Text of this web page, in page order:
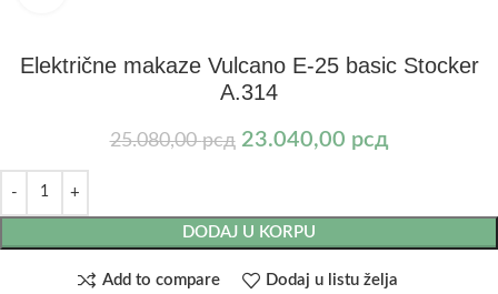
Električne makaze Vulcano E-25 basic Stocker
A.314
25.080,00рсд 23.040,00 рсд
DODAJ U KORPU
Add to compare Dodaj u listu želja